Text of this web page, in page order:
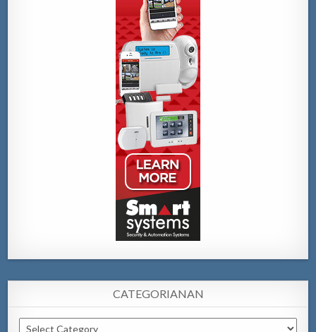
CATEGORIANAN
Categorianan